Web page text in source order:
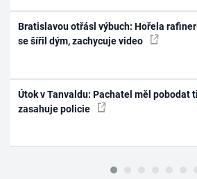
Bratislavou otřásl výbuch: Hořela
se šířil dým, zachycuje video
Útok v Tanvaldu: Pachatel měl pobodat
zasahuje policie